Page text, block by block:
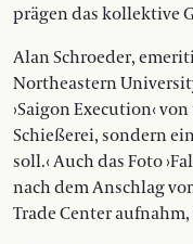
prägen das kollektive
Alan Schroeder,
Northeastern
›Saigon Execution‹
Schießerei, sondern
soll.‹ Auch das Foto
nach dem Anschlag
Trade Center